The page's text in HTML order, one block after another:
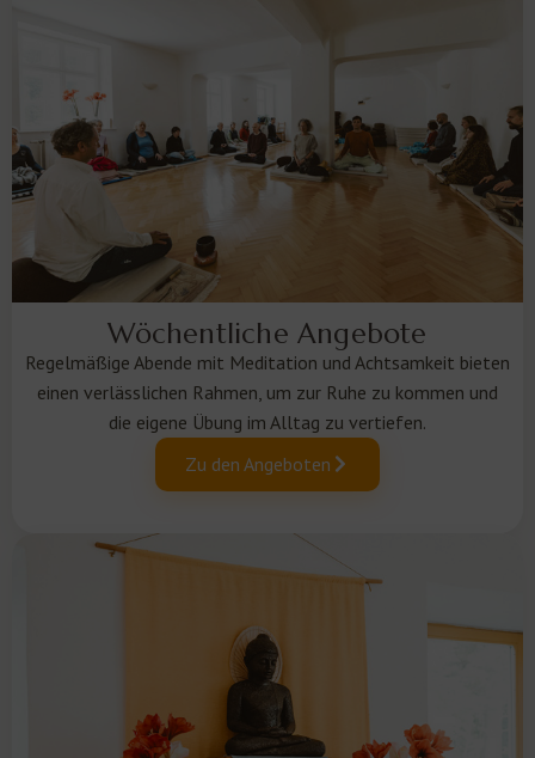
Wöchentliche Angebote
Regelmäßige Abende mit Meditation und Achtsamkeit bieten
einen verlässlichen Rahmen, um zur Ruhe zu kommen und
die eigene Übung im Alltag zu vertiefen.
Zu den Angeboten